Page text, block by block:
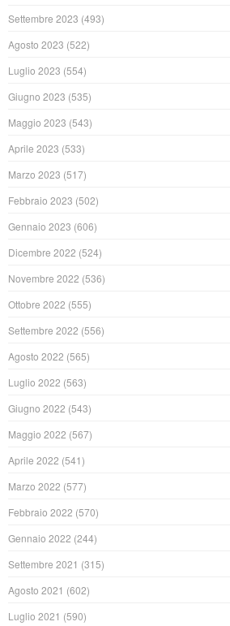
Settembre 2023 (493)
Agosto 2023 (522)
Luglio 2023 (554)
Giugno 2023 (535)
Maggio 2023 (543)
Aprile 2023 (533)
Marzo 2023 (517)
Febbraio 2023 (502)
Gennaio 2023 (606)
Dicembre 2022 (524)
Novembre 2022 (536)
Ottobre 2022 (555)
Settembre 2022 (556)
Agosto 2022 (565)
Luglio 2022 (563)
Giugno 2022 (543)
Maggio 2022 (567)
Aprile 2022 (541)
Marzo 2022 (577)
Febbraio 2022 (570)
Gennaio 2022 (244)
Settembre 2021 (315)
Agosto 2021 (602)
Luglio 2021 (590)